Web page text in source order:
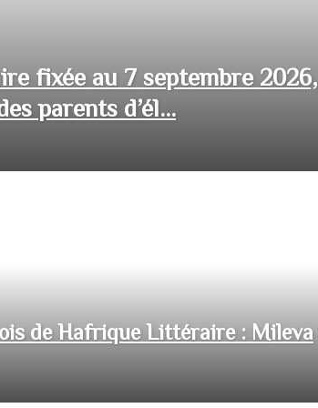
fixée au 7 septembre 2026,
parents d’él...
de Hafrique Littéraire : Mileva